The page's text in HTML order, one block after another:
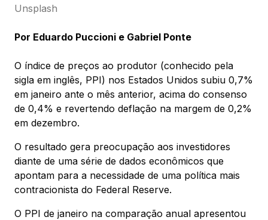
Unsplash
Por Eduardo Puccioni e Gabriel Ponte
O índice de preços ao produtor (conhecido pela
sigla em inglês, PPI) nos Estados Unidos subiu 0,7%
em janeiro ante o mês anterior, acima do consenso
de 0,4% e revertendo deflação na margem de 0,2%
em dezembro.
O resultado gera preocupação aos investidores
diante de uma série de dados econômicos que
apontam para a necessidade de uma política mais
contracionista do Federal Reserve.
O PPI de janeiro na comparação anual apresentou